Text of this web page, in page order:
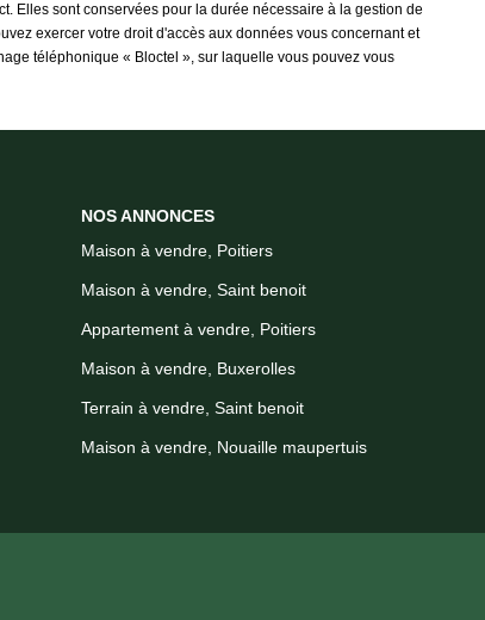
Elles sont conservées pour la durée nécessaire à la gestion de
exercer votre droit d'accès aux données vous concernant et
téléphonique « Bloctel », sur laquelle vous pouvez vous
NOS ANNONCES
Maison à vendre, Poitiers
Maison à vendre, Saint benoit
Appartement à vendre, Poitiers
Maison à vendre, Buxerolles
Terrain à vendre, Saint benoit
Maison à vendre, Nouaille maupertuis